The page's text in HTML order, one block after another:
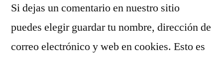
Si dejas un comentario en nuestro sitio
puedes elegir guardar tu nombre, dirección de
correo electrónico y web en cookies. Esto es